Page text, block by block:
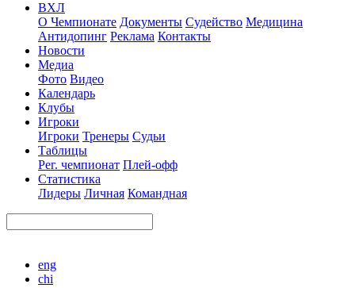
ВХЛ
О Чемпионате Документы Судейство Медицина
Антидопинг Реклама Контакты
Новости
Медиа
Фото Видео
Календарь
Клубы
Игроки
Игроки Тренеры Судьи
Таблицы
Рег. чемпионат Плей-офф
Статистика
Лидеры Личная Командная
eng
chi